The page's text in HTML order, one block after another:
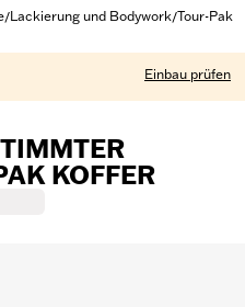
/Lackierung und Bodywork/Tour-Pak
Einbau prüfen
KOFFER